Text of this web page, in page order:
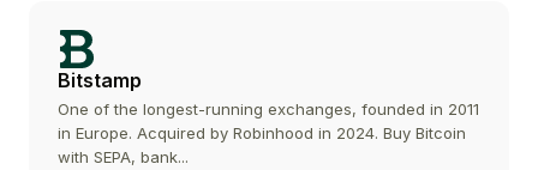
Bitstamp
One of the longest-running exchanges, founded in 2011
in Europe. Acquired by Robinhood in 2024. Buy Bitcoin
with SEPA, bank...